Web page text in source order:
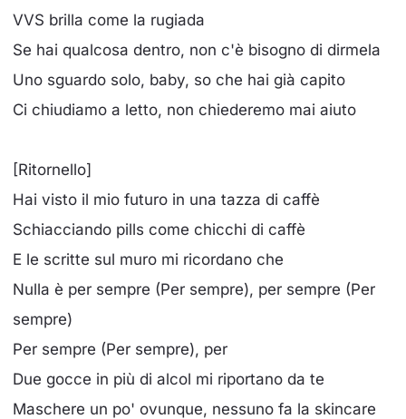
VVS brilla come la rugiada
Se hai qualcosa dentro, non c'è bisogno di dirmela
Uno sguardo solo, baby, so che hai già capito
Ci chiudiamo a letto, non chiederemo mai aiuto
[Ritornello]
Hai visto il mio futuro in una tazza di caffè
Schiacciando pills come chicchi di caffè
E le scritte sul muro mi ricordano che
Nulla è per sempre (Per sempre), per sempre (Per
sempre)
Per sempre (Per sempre), per
Due gocce in più di alcol mi riportano da te
Maschere un po' ovunque, nessuno fa la skincare